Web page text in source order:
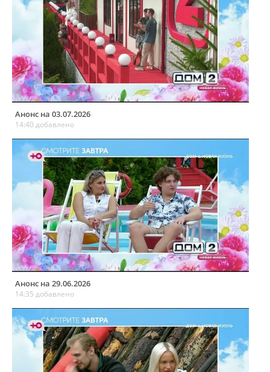
Анонс на 03.07.2026
14:40 добавлено
Анонс на 29.06.2026
14:35 добавлено